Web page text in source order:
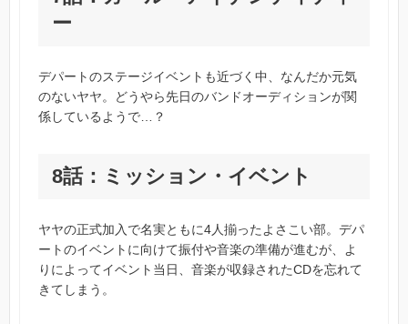
ー
デパートのステージイベントも近づく中、なんだか元気
のないヤヤ。どうやら先日のバンドオーディションが関
係しているようで…？
8話：ミッション・イベント
ヤヤの正式加入で名実ともに4人揃ったよさこい部。デパ
ートのイベントに向けて振付や音楽の準備が進むが、よ
りによってイベント当日、音楽が収録されたCDを忘れて
きてしまう。